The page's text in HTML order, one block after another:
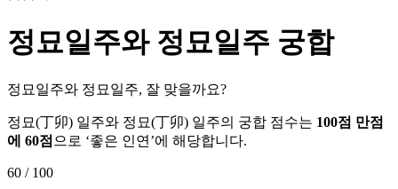
정묘일주와 정묘일주 궁합
정묘일주와 정묘일주, 잘 맞을까요?
정묘(丁卯) 일주와 정묘(丁卯) 일주의 궁합 점수는 100점 만점
에 60점 으로 ‘좋은 인연 ’에 해당합니다.
60 / 100